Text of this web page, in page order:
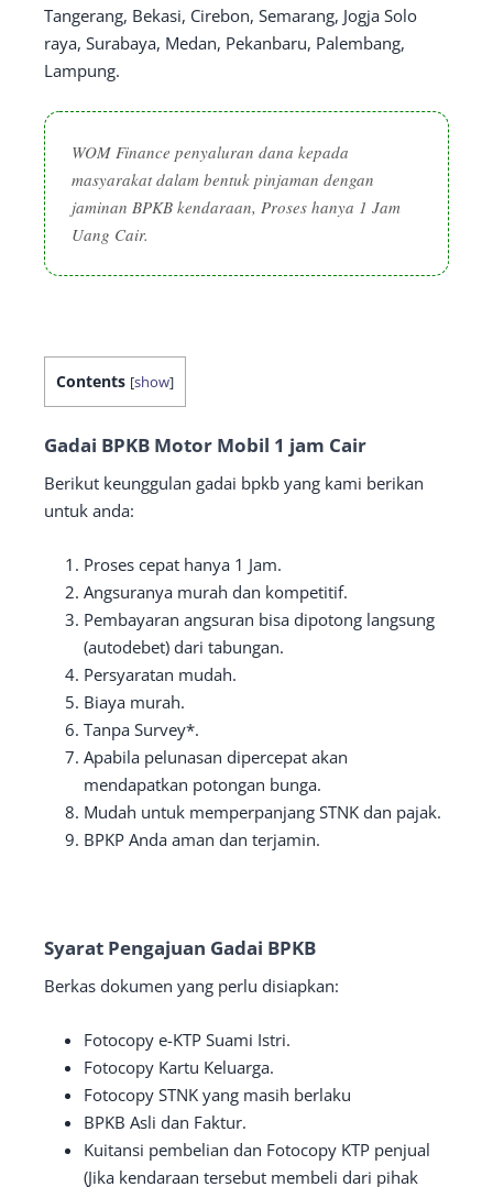
Tangerang, Bekasi, Cirebon, Semarang, Jogja Solo
raya, Surabaya, Medan, Pekanbaru, Palembang,
Lampung.
WOM Finance penyaluran dana kepada
masyarakat dalam bentuk pinjaman dengan
jaminan BPKB kendaraan, Proses hanya 1 Jam
Uang Cair.
Contents [show]
Gadai BPKB Motor Mobil 1 jam Cair
Berikut keunggulan gadai bpkb yang kami berikan
untuk anda:
Proses cepat hanya 1 Jam.
Angsuranya murah dan kompetitif.
Pembayaran angsuran bisa dipotong langsung
(autodebet) dari tabungan.
Persyaratan mudah.
Biaya murah.
Tanpa Survey*.
Apabila pelunasan dipercepat akan
mendapatkan potongan bunga.
Mudah untuk memperpanjang STNK dan pajak.
BPKP Anda aman dan terjamin.
Syarat Pengajuan Gadai BPKB
Berkas dokumen yang perlu disiapkan:
Fotocopy e-KTP Suami Istri.
Fotocopy Kartu Keluarga.
Fotocopy STNK yang masih berlaku
BPKB Asli dan Faktur.
Kuitansi pembelian dan Fotocopy KTP penjual
(Jika kendaraan tersebut membeli dari pihak